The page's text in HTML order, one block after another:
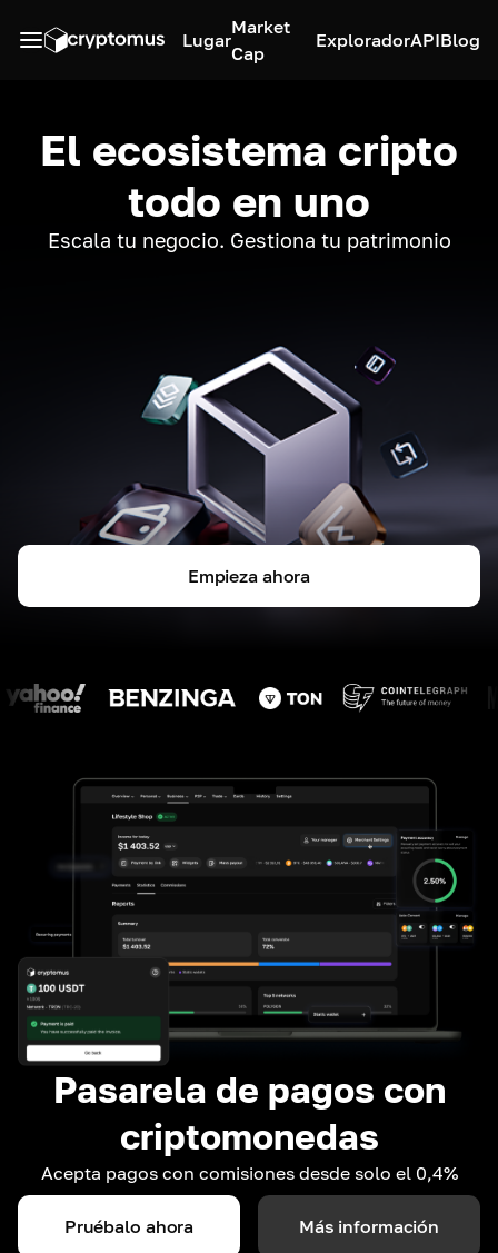
Lugar
Market
Cap
ExploradorAPIBlog
El ecosistema cripto
todo en uno
Escala tu negocio. Gestiona tu patrimonio
Empieza ahora
Pasarela de pagos con
criptomonedas
Acepta pagos con comisiones desde solo el 0,4%
Pruébalo ahora Más información